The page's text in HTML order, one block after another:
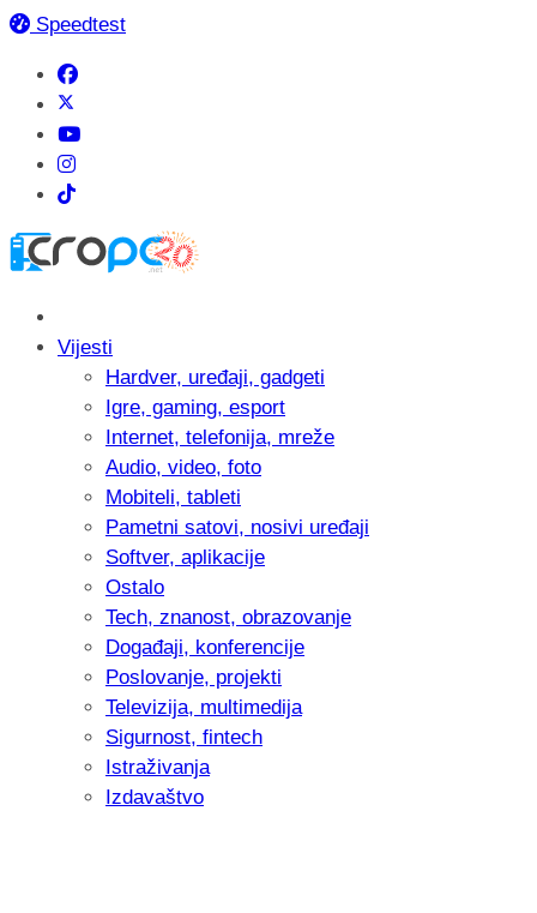
Speedtest
Vijesti
Hardver, uređaji, gadgeti
Igre, gaming, esport
Internet, telefonija, mreže
Audio, video, foto
Mobiteli, tableti
Pametni satovi, nosivi uređaji
Softver, aplikacije
Ostalo
Tech, znanost, obrazovanje
Događaji, konferencije
Poslovanje, projekti
Televizija, multimedija
Sigurnost, fintech
Istraživanja
Izdavaštvo